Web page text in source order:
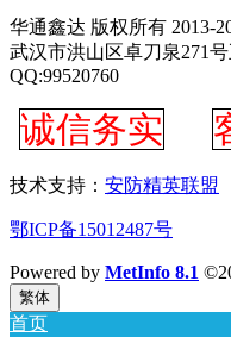
华通鑫达 版权所有 2013-
武汉市洪山区卓刀泉271
QQ:99520760
诚信务实
技术支持： 安防精英联盟
鄂ICP备15012487号
Powered by MetInfo 8.1
繁体
首页